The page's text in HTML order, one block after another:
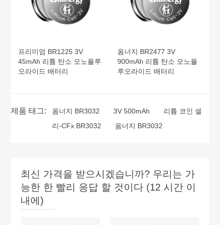
프리미엄 BR1225 3V
45mAh 리튬 탄소 모노플루
오라이드 배터리
옴너지 BR2477 3V
900mAh 리튬 탄소 모노플
루오라이드 배터리
제품 태그: 옴너지 BR3032 3V 500mAh
리튬 코인 셀
리-CFx BR3032
옴너지 BR3032
최신 가격을 받으시겠습니까? 우리는 가
능한 한 빨리 응답 할 것이다 (12 시간 이
내에)